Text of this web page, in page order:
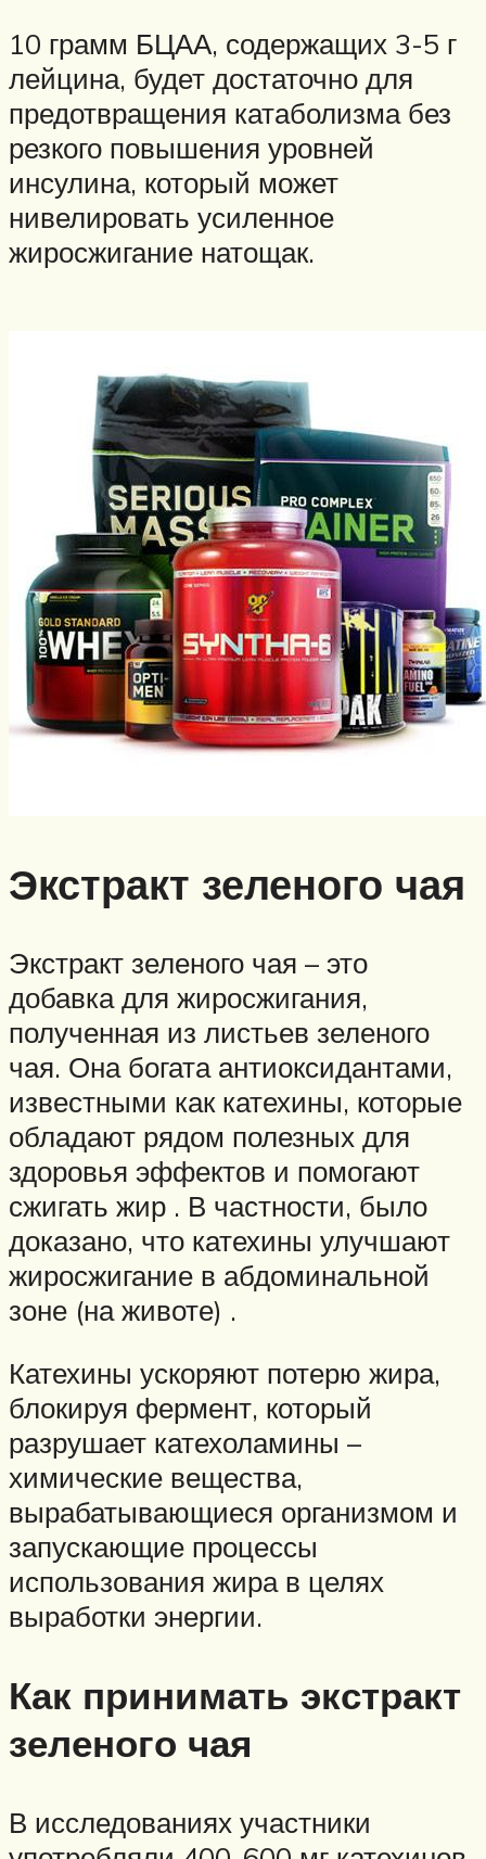
10 грамм БЦАА, содержащих 3-5 г
лейцина, будет достаточно для
предотвращения катаболизма без
резкого повышения уровней
инсулина, который может
нивелировать усиленное
жиросжигание натощак.
Экстракт зеленого чая
Экстракт зеленого чая – это
добавка для жиросжигания,
полученная из листьев зеленого
чая. Она богата антиоксидантами,
известными как катехины, которые
обладают рядом полезных для
здоровья эффектов и помогают
сжигать жир . В частности, было
доказано, что катехины улучшают
жиросжигание в абдоминальной
зоне (на животе) .
Катехины ускоряют потерю жира,
блокируя фермент, который
разрушает катехоламины –
химические вещества,
вырабатывающиеся организмом и
запускающие процессы
использования жира в целях
выработки энергии.
Как принимать экстракт
зеленого чая
В исследованиях участники